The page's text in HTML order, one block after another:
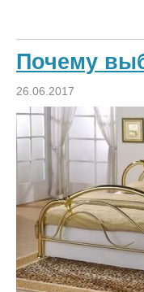
Почему
26.06.2017